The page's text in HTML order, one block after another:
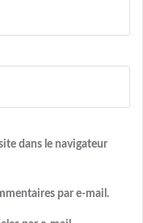
dans le navigateur
par e-mail.